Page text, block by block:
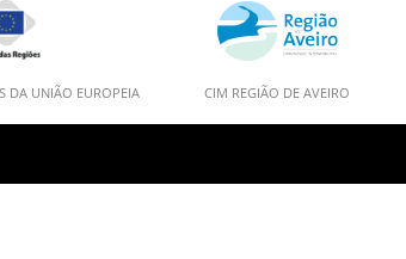
DA UNIÃO EUROPEIA CIM REGIÃO DE AVEIRO